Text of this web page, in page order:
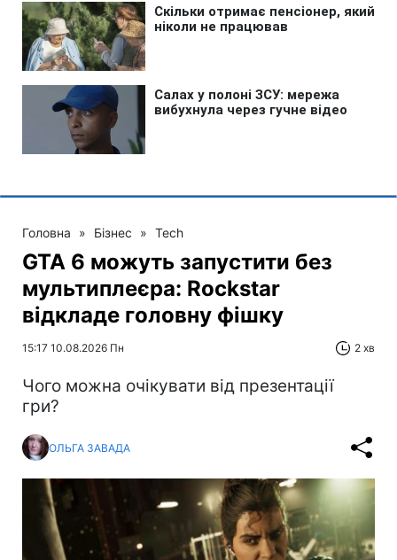
Головна » Бізнес » Tech
GTA 6 можуть запустити без
мультиплеєра: Rockstar
відкладе головну фішку
15:17 10.08.2026 Пн 2 хв
Чого можна очікувати від презентації
гри?
ОЛЬГА ЗАВАДА